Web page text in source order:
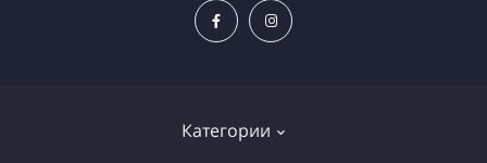
Категории